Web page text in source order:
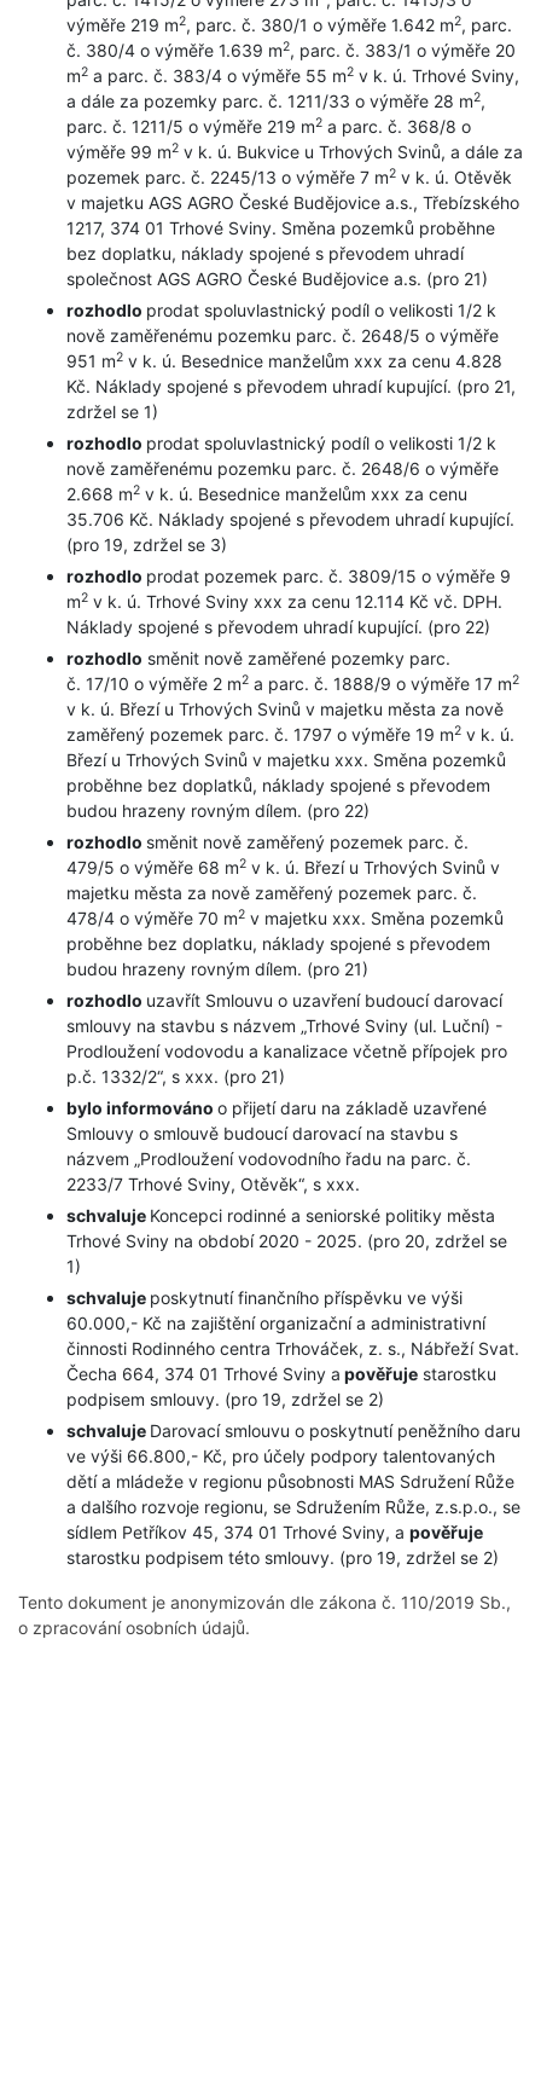
výměře 219 m2, parc. č. 380/1 o výměře 1.642 m2, parc.
č. 380/4 o výměře 1.639 m2, parc. č. 383/1 o výměře 20
m2 a parc. č. 383/4 o výměře 55 m2 v k. ú. Trhové Sviny,
a dále za pozemky parc. č. 1211/33 o výměře 28 m2,
parc. č. 1211/5 o výměře 219 m2 a parc. č. 368/8 o
výměře 99 m2 v k. ú. Bukvice u Trhových Svinů, a dále za
pozemek parc. č. 2245/13 o výměře 7 m2 v k. ú. Otěvěk
v majetku AGS AGRO České Budějovice a.s., Třebízského
1217, 374 01 Trhové Sviny. Směna pozemků proběhne
bez doplatku, náklady spojené s převodem uhradí
společnost AGS AGRO České Budějovice a.s. (pro 21)
rozhodlo prodat spoluvlastnický podíl o velikosti 1/2 k
nově zaměřenému pozemku parc. č. 2648/5 o výměře
951 m2 v k. ú. Besednice manželům xxx za cenu 4.828
Kč. Náklady spojené s převodem uhradí kupující. (pro 21,
zdržel se 1)
rozhodlo prodat spoluvlastnický podíl o velikosti 1/2 k
nově zaměřenému pozemku parc. č. 2648/6 o výměře
2.668 m2 v k. ú. Besednice manželům xxx za cenu
35.706 Kč. Náklady spojené s převodem uhradí kupující.
(pro 19, zdržel se 3)
rozhodlo prodat pozemek parc. č. 3809/15 o výměře 9
m2 v k. ú. Trhové Sviny xxx za cenu 12.114 Kč vč. DPH.
Náklady spojené s převodem uhradí kupující. (pro 22)
rozhodlo směnit nově zaměřené pozemky parc.
č. 17/10 o výměře 2 m2 a parc. č. 1888/9 o výměře 17 m2
v k. ú. Březí u Trhových Svinů v majetku města za nově
zaměřený pozemek parc. č. 1797 o výměře 19 m2 v k. ú.
Březí u Trhových Svinů v majetku xxx. Směna pozemků
proběhne bez doplatků, náklady spojené s převodem
budou hrazeny rovným dílem. (pro 22)
rozhodlo směnit nově zaměřený pozemek parc. č.
479/5 o výměře 68 m2 v k. ú. Březí u Trhových Svinů v
majetku města za nově zaměřený pozemek parc. č.
478/4 o výměře 70 m2 v majetku xxx. Směna pozemků
proběhne bez doplatku, náklady spojené s převodem
budou hrazeny rovným dílem. (pro 21)
rozhodlo uzavřít Smlouvu o uzavření budoucí darovací
smlouvy na stavbu s názvem „Trhové Sviny (ul. Luční) -
Prodloužení vodovodu a kanalizace včetně přípojek pro
p.č. 1332/2“, s xxx. (pro 21)
bylo informováno o přijetí daru na základě uzavřené
Smlouvy o smlouvě budoucí darovací na stavbu s
názvem „Prodloužení vodovodního řadu na parc. č.
2233/7 Trhové Sviny, Otěvěk“, s xxx.
schvaluje Koncepci rodinné a seniorské politiky města
Trhové Sviny na období 2020 - 2025. (pro 20, zdržel se
1)
schvaluje poskytnutí finančního příspěvku ve výši
60.000,- Kč na zajištění organizační a administrativní
činnosti Rodinného centra Trhováček, z. s., Nábřeží Svat.
Čecha 664, 374 01 Trhové Sviny a pověřuje starostku
podpisem smlouvy. (pro 19, zdržel se 2)
schvaluje Darovací smlouvu o poskytnutí peněžního daru
ve výši 66.800,- Kč, pro účely podpory talentovaných
dětí a mládeže v regionu působnosti MAS Sdružení Růže
a dalšího rozvoje regionu, se Sdružením Růže, z.s.p.o., se
sídlem Petříkov 45, 374 01 Trhové Sviny, a pověřuje
starostku podpisem této smlouvy. (pro 19, zdržel se 2)
Tento dokument je anonymizován dle zákona č. 110/2019 Sb.,
o zpracování osobních údajů.